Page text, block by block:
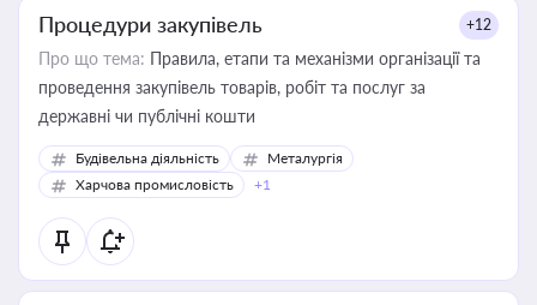
Процедури закупівель +12
Про що тема: Правила, етапи та механізми організації та
проведення закупівель товарів, робіт та послуг за
державні чи публічні кошти
Будівельна діяльність
Металургія
Харчова промисловість
+1